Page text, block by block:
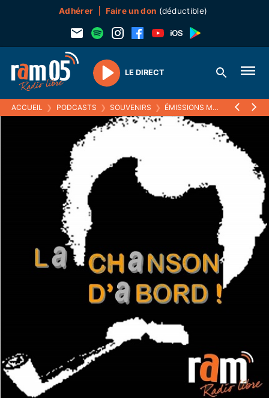
Adhérer Faire un don (déductible)
Play
LE DIRECT
ACCUEIL ❯ PODCASTS ❯ SOUVENIRS ❯ ÉMISSIONS MUSICALES (SOUVENIRS)